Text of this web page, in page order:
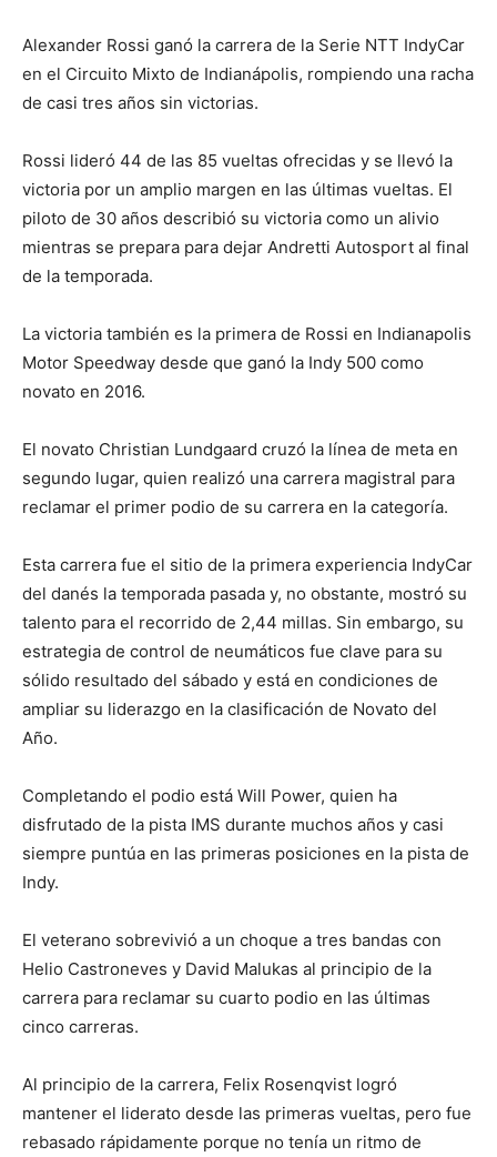
Alexander Rossi ganó la carrera de la Serie NTT IndyCar
en el Circuito Mixto de Indianápolis, rompiendo una racha
de casi tres años sin victorias.
Rossi lideró 44 de las 85 vueltas ofrecidas y se llevó la
victoria por un amplio margen en las últimas vueltas. El
piloto de 30 años describió su victoria como un alivio
mientras se prepara para dejar Andretti Autosport al final
de la temporada.
La victoria también es la primera de Rossi en Indianapolis
Motor Speedway desde que ganó la Indy 500 como
novato en 2016.
El novato Christian Lundgaard cruzó la línea de meta en
segundo lugar, quien realizó una carrera magistral para
reclamar el primer podio de su carrera en la categoría.
Esta carrera fue el sitio de la primera experiencia IndyCar
del danés la temporada pasada y, no obstante, mostró su
talento para el recorrido de 2,44 millas. Sin embargo, su
estrategia de control de neumáticos fue clave para su
sólido resultado del sábado y está en condiciones de
ampliar su liderazgo en la clasificación de Novato del
Año.
Completando el podio está Will Power, quien ha
disfrutado de la pista IMS durante muchos años y casi
siempre puntúa en las primeras posiciones en la pista de
Indy.
El veterano sobrevivió a un choque a tres bandas con
Helio Castroneves y David Malukas al principio de la
carrera para reclamar su cuarto podio en las últimas
cinco carreras.
Al principio de la carrera, Felix Rosenqvist logró
mantener el liderato desde las primeras vueltas, pero fue
rebasado rápidamente porque no tenía un ritmo de